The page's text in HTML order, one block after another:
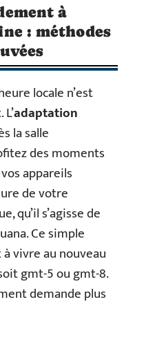
à
: méthodes
locale n’est
adaptation
la salle
des moments
appareils
de votre
qu’il s’agisse de
Ce simple
vivre au nouveau
gmt-5 ou gmt-8.
demande plus